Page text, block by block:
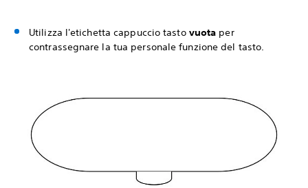
Utilizza l'etichetta cappuccio tasto vuota per
contrassegnare la tua personale funzione del tasto.